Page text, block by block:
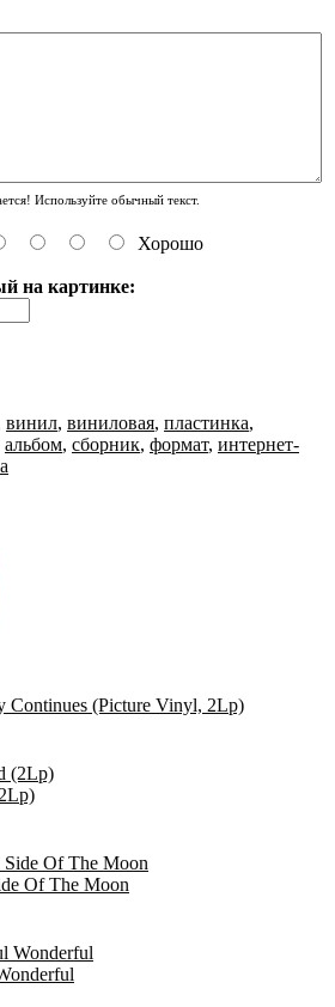
Используйте обычный текст.
Хорошо
на картинке:
винил, виниловая, пластинка,
альбом, сборник, формат, интернет-
Continues (Picture Vinyl, 2Lp)
Of The Moon